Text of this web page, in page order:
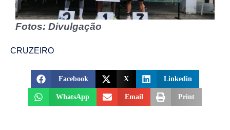
Fotos: Divulgação
CRUZEIRO
Facebook X Linkedin
WhatsApp Email Print